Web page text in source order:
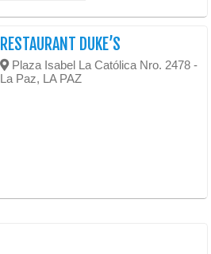
RESTAURANT DUKE’S
Plaza Isabel La Católica Nro. 2478 -
La Paz, LA PAZ